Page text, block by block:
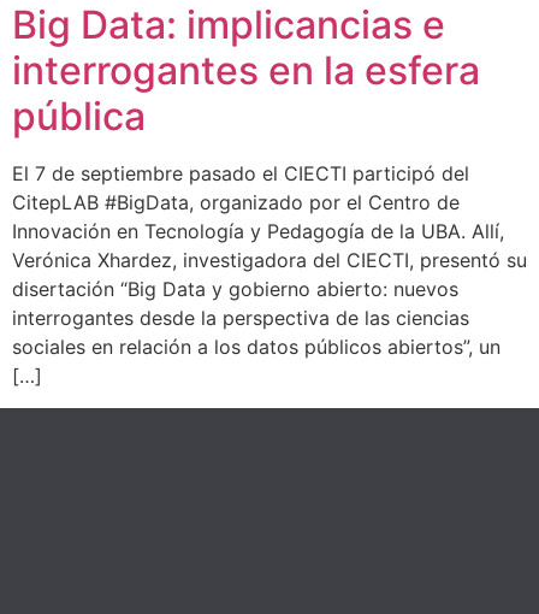
Big Data: implicancias e
interrogantes en la esfera
pública
El 7 de septiembre pasado el CIECTI participó del
CitepLAB #BigData, organizado por el Centro de
Innovación en Tecnología y Pedagogía de la UBA. Allí,
Verónica Xhardez, investigadora del CIECTI, presentó su
disertación “Big Data y gobierno abierto: nuevos
interrogantes desde la perspectiva de las ciencias
sociales en relación a los datos públicos abiertos”, un
[…]